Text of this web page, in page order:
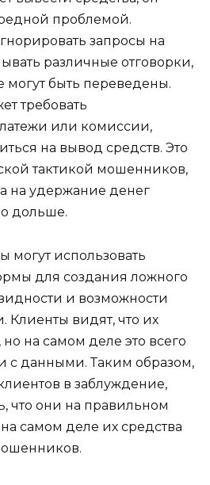
проблемой.
запросы на
различные отговорки,
могут быть переведены.
требовать
или комиссии,
на вывод средств. Это
тактикой мошенников,
на удержание денег
дольше.
могут использовать
для создания ложного
и возможности
Клиенты видят, что их
на самом деле это всего
данными. Таким образом,
в заблуждение,
что они на правильном
самом деле их средства